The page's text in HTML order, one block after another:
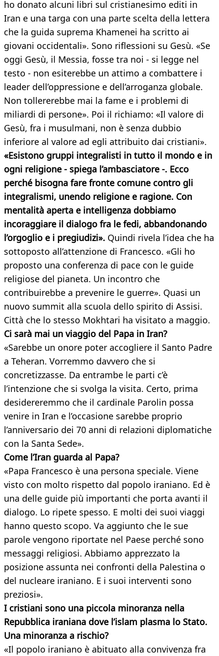
ho donato alcuni libri sul cristianesimo editi in
Iran e una targa con una parte scelta della lettera
che la guida suprema Khamenei ha scritto ai
giovani occidentali». Sono riflessioni su Gesù. «Se
oggi Gesù, il Messia, fosse tra noi - si legge nel
testo - non esiterebbe un attimo a combattere i
leader dell’oppressione e dell’arroganza globale.
Non tollererebbe mai la fame e i problemi di
miliardi di persone». Poi il richiamo: «Il valore di
Gesù, fra i musulmani, non è senza dubbio
inferiore al valore ad egli attribuito dai cristiani».
«Esistono gruppi integralisti in tutto il mondo e in
ogni religione - spiega l’ambasciatore -. Ecco
perché bisogna fare fronte comune contro gli
integralismi, unendo religione e ragione. Con
mentalità aperta e intelligenza dobbiamo
incoraggiare il dialogo fra le fedi, abbandonando
l’orgoglio e i pregiudizi». Quindi rivela l’idea che ha
sottoposto all’attenzione di Francesco. «Gli ho
proposto una conferenza di pace con le guide
religiose del pianeta. Un incontro che
contribuirebbe a prevenire le guerre». Quasi un
nuovo summit alla scuola dello spirito di Assisi.
Città che lo stesso Mokhtari ha visitato a maggio.
Ci sarà mai un viaggio del Papa in Iran?
«Sarebbe un onore poter accogliere il Santo Padre
a Teheran. Vorremmo davvero che si
concretizzasse. Da entrambe le parti c’è
l’intenzione che si svolga la visita. Certo, prima
desidereremmo che il cardinale Parolin possa
venire in Iran e l’occasione sarebbe proprio
l’anniversario dei 70 anni di relazioni diplomatiche
con la Santa Sede».
Come l’Iran guarda al Papa?
«Papa Francesco è una persona speciale. Viene
visto con molto rispetto dal popolo iraniano. Ed è
una delle guide più importanti che porta avanti il
dialogo. Lo ripete spesso. E molti dei suoi viaggi
hanno questo scopo. Va aggiunto che le sue
parole vengono riportate nel Paese perché sono
messaggi religiosi. Abbiamo apprezzato la
posizione assunta nei confronti della Palestina o
del nucleare iraniano. E i suoi interventi sono
preziosi».
I cristiani sono una piccola minoranza nella
Repubblica iraniana dove l’islam plasma lo Stato.
Una minoranza a rischio?
«Il popolo iraniano è abituato alla convivenza fra